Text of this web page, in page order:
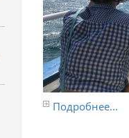
Подробнее...